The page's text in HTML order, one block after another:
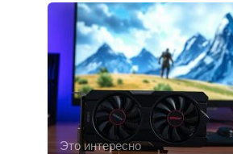
Это интересно